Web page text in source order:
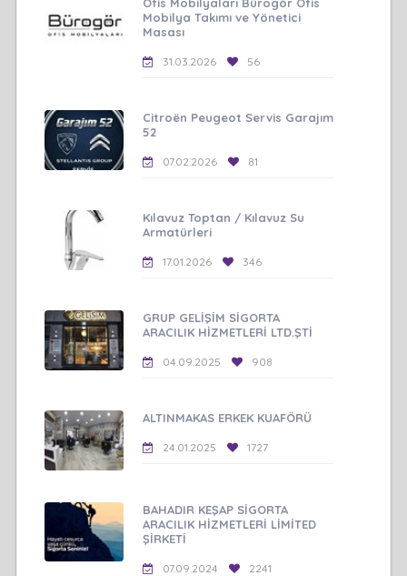
Mobilya Takımı ve Yönetici
Masası
31.03.2026 56
Citroën Peugeot Servis Garajım
52
07.02.2026 81
Kılavuz Toptan / Kılavuz Su
Armatürleri
17.01.2026 346
GRUP GELİŞİM SİGORTA
ARACILIK HİZMETLERİ LTD.ŞTİ
04.09.2025 908
ALTINMAKAS ERKEK KUAFÖRÜ
24.01.2025 1727
BAHADIR KEŞAP SİGORTA
ARACILIK HİZMETLERİ LİMİTED
ŞİRKETİ
07.09.2024 2241